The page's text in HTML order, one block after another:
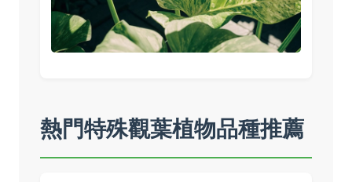
熱門特殊觀葉植物品種推薦